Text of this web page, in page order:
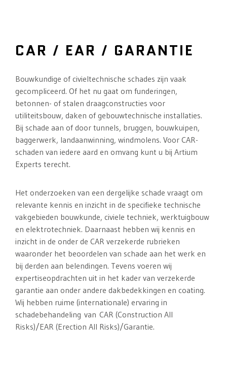
CAR / EAR / GARANTIE
Bouwkundige of civieltechnische schades zijn vaak
gecompliceerd. Of het nu gaat om funderingen,
betonnen- of stalen draagconstructies voor
utiliteitsbouw, daken of gebouwtechnische installaties.
Bij schade aan of door tunnels, bruggen, bouwkuipen,
baggerwerk, landaanwinning, windmolens. Voor CAR-
schaden van iedere aard en omvang kunt u bij Artium
Experts terecht.
Het onderzoeken van een dergelijke schade vraagt om
relevante kennis en inzicht in de specifieke technische
vakgebieden bouwkunde, civiele techniek, werktuigbouw
en elektrotechniek. Daarnaast hebben wij kennis en
inzicht in de onder de CAR verzekerde rubrieken
waaronder het beoordelen van schade aan het werk en
bij derden aan belendingen. Tevens voeren wij
expertiseopdrachten uit in het kader van verzekerde
garantie aan onder andere dakbedekkingen en coating.
Wij hebben ruime (internationale) ervaring in
schadebehandeling van CAR (Construction All
Risks)/EAR (Erection All Risks)/Garantie.